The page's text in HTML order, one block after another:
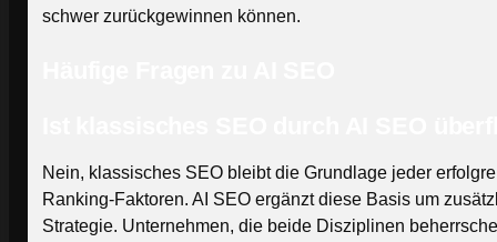
schwer zurückgewinnen können.
Nein, klassisches SEO bleibt die Grundlage jeder
Ranking-Faktoren. AI SEO ergänzt diese Basis um
Strategie. Unternehmen, die beide Disziplinen